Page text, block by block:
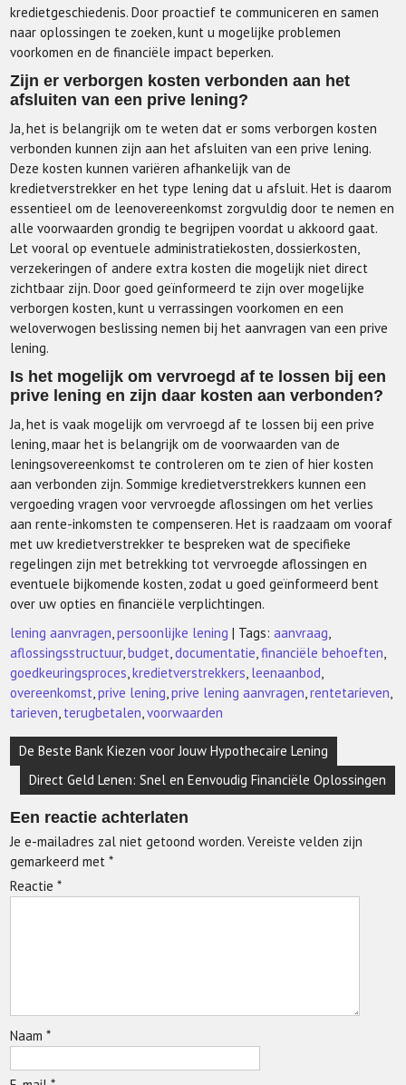
kredietgeschiedenis. Door proactief te communiceren en samen
naar oplossingen te zoeken, kunt u mogelijke problemen
voorkomen en de financiële impact beperken.
Zijn er verborgen kosten verbonden aan het
afsluiten van een prive lening?
Ja, het is belangrijk om te weten dat er soms verborgen kosten
verbonden kunnen zijn aan het afsluiten van een prive lening.
Deze kosten kunnen variëren afhankelijk van de
kredietverstrekker en het type lening dat u afsluit. Het is daarom
essentieel om de leenovereenkomst zorgvuldig door te nemen en
alle voorwaarden grondig te begrijpen voordat u akkoord gaat.
Let vooral op eventuele administratiekosten, dossierkosten,
verzekeringen of andere extra kosten die mogelijk niet direct
zichtbaar zijn. Door goed geïnformeerd te zijn over mogelijke
verborgen kosten, kunt u verrassingen voorkomen en een
weloverwogen beslissing nemen bij het aanvragen van een prive
lening.
Is het mogelijk om vervroegd af te lossen bij een
prive lening en zijn daar kosten aan verbonden?
Ja, het is vaak mogelijk om vervroegd af te lossen bij een prive
lening, maar het is belangrijk om de voorwaarden van de
leningsovereenkomst te controleren om te zien of hier kosten
aan verbonden zijn. Sommige kredietverstrekkers kunnen een
vergoeding vragen voor vervroegde aflossingen om het verlies
aan rente-inkomsten te compenseren. Het is raadzaam om vooraf
met uw kredietverstrekker te bespreken wat de specifieke
regelingen zijn met betrekking tot vervroegde aflossingen en
eventuele bijkomende kosten, zodat u goed geïnformeerd bent
over uw opties en financiële verplichtingen.
lening aanvragen,persoonlijke lening | Tags:aanvraag,
aflossingsstructuur,budget,documentatie,financiële behoeften,
goedkeuringsproces,kredietverstrekkers, leenaanbod,
overeenkomst,prive lening,prive lening aanvragen,rentetarieven,
tarieven, terugbetalen,voorwaarden
Berichtnavigatie
De Beste Bank Kiezen voor Jouw Hypothecaire Lening
Direct Geld Lenen: Snel en Eenvoudig Financiële Oplossingen
Een reactie achterlaten
Je e-mailadres zal niet getoond worden. Vereiste velden zijn
gemarkeerd met*
Reactie*
Naam*